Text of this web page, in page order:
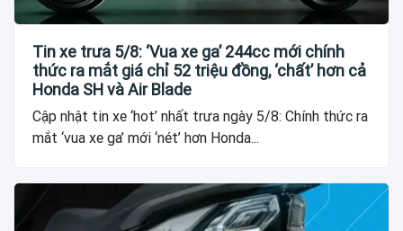
Tin xe trưa 5/8: ‘Vua xe ga’ 244cc mới chính
thức ra mắt giá chỉ 52 triệu đồng, ‘chất’ hơn cả
Honda SH và Air Blade
Cập nhật tin xe ‘hot’ nhất trưa ngày 5/8: Chính thức ra
mắt ‘vua xe ga’ mới ‘nét’ hơn Honda...